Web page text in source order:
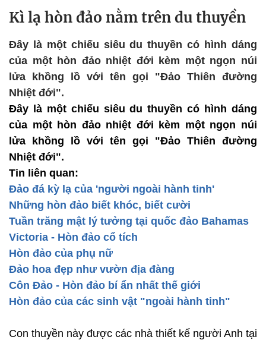
Kì lạ hòn đảo nằm trên du thuyền
Đây là một chiếu siêu du thuyền có hình dáng
của một hòn đảo nhiệt đới kèm một ngọn núi
lửa khồng lồ với tên gọi "Đảo Thiên đường
Nhiệt đới".
Đây là một chiếu siêu du thuyền có hình dáng
của một hòn đảo nhiệt đới kèm một ngọn núi
lửa khồng lồ với tên gọi "Đảo Thiên đường
Nhiệt đới".
Tin liên quan:
Đảo đá kỳ lạ của 'người ngoài hành tinh'
Những hòn đảo biết khóc, biết cười
Tuần trăng mật lý tưởng tại quốc đảo Bahamas
Victoria - Hòn đảo cổ tích
Hòn đảo của phụ nữ
Đảo hoa đẹp như vườn địa đàng
Côn Đảo - Hòn đảo bí ẩn nhất thế giới
Hòn đảo của các sinh vật "ngoài hành tinh"
Con thuyền này được các nhà thiết kế người Anh tại